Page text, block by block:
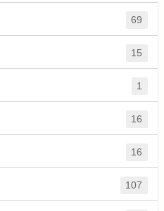
69
15
1
16
16
107